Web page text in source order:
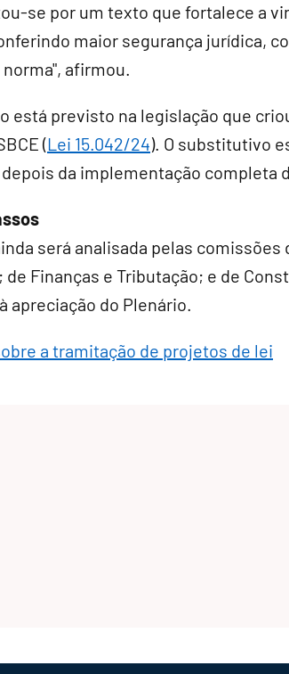
se por um texto que fortalece a
maior segurança jurídica,
afirmou.
está previsto na legislação que
(Lei 15.042/24). O substitutivo
da implementação completa
será analisada pelas
Finanças e Tributação; e de
apreciação do Plenário.
a tramitação de projetos de lei